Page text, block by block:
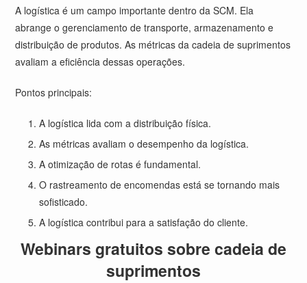
A logística é um campo importante dentro da SCM. Ela
abrange o gerenciamento de transporte, armazenamento e
distribuição de produtos. As métricas da cadeia de suprimentos
avaliam a eficiência dessas operações.
Pontos principais:
A logística lida com a distribuição física.
As métricas avaliam o desempenho da logística.
A otimização de rotas é fundamental.
O rastreamento de encomendas está se tornando mais
sofisticado.
A logística contribui para a satisfação do cliente.
Webinars gratuitos sobre cadeia de
suprimentos